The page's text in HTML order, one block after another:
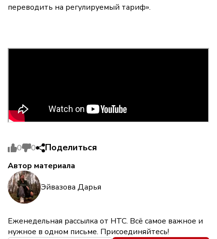
переводить на регулируемый тариф».
0 0 Поделиться
Автор материала
Эйвазова Дарья
Еженедельная рассылка от НТС. Всё самое важное и
нужное в одном письме. Присоединяйтесь!